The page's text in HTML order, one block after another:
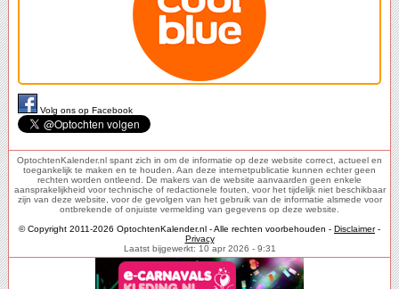
Volg ons op Facebook
OptochtenKalender.nl spant zich in om de informatie op deze website correct, actueel en
toegankelijk te maken en te houden. Aan deze internetpublicatie kunnen echter geen
rechten worden ontleend. De makers van de website aanvaarden geen enkele
aansprakelijkheid voor technische of redactionele fouten, voor het tijdelijk niet beschikbaar
zijn van deze website, voor de gevolgen van het gebruik van de informatie alsmede voor
ontbrekende of onjuiste vermelding van gegevens op deze website.
© Copyright 2011-2026 OptochtenKalender.nl - Alle rechten voorbehouden - Disclaimer-
Privacy
Laatst bijgewerkt: 10 apr 2026 - 9:31